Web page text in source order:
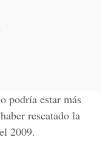
podría estar más
rescatado la
2009.